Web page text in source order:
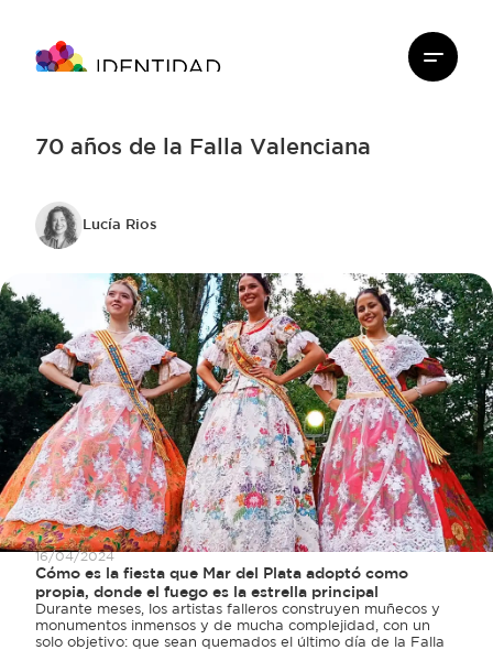
70 años de la Falla Valenciana
Lucía Rios
16/04/2024
Cómo es la fiesta que Mar del Plata adoptó como
propia, donde el fuego es la estrella principal
Durante meses, los artistas falleros construyen muñecos y
monumentos inmensos y de mucha complejidad, con un
solo objetivo: que sean quemados el último día de la Falla